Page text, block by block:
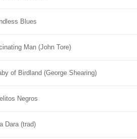
Blues
Man (John Tore)
of Birdland (George Shearing)
Negros
Dara (trad)